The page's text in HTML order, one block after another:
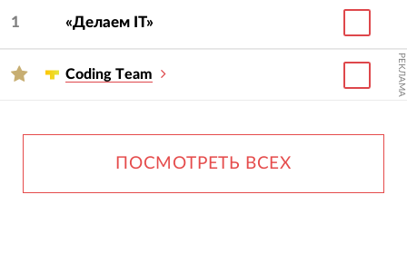
1 «Делаем IT»
Сoding Тeam РЕКЛАМА
ПОСМОТРЕТЬ ВСЕХ